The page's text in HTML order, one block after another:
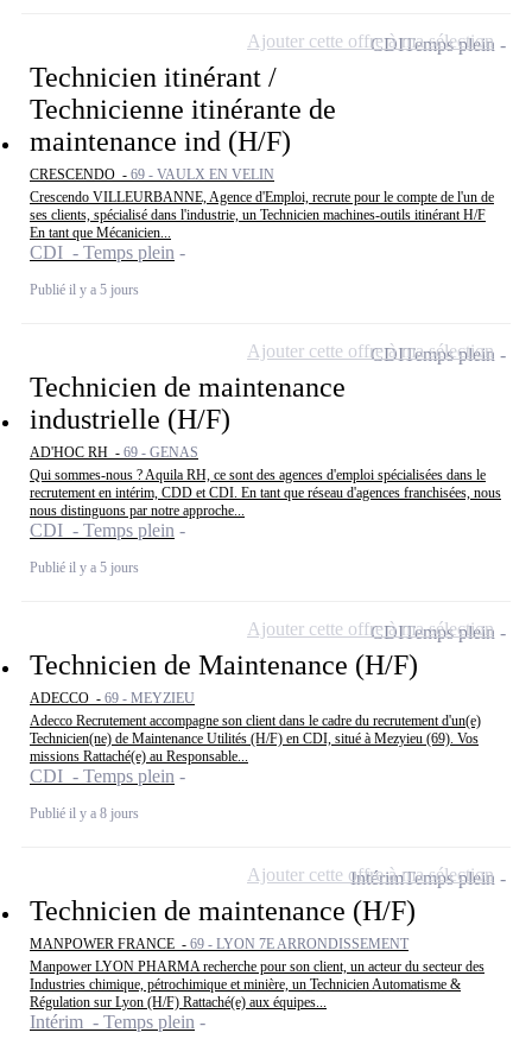
Technicien itinérant /
Technicienne itinérante de
maintenance ind (H/F)
CRESCENDO - 69 - VAULX EN VELIN
Crescendo VILLEURBANNE, Agence d'Emploi, recrute pour le compte de l'un de
ses clients, spécialisé dans l'industrie, un Technicien machines-outils itinérant H/F
En tant que Mécanicien...
CDI - Temps plein
Publié il y a 5 jours
CDITemps plein
Ajouter cette offre à ma sélection
Technicien de maintenance
industrielle (H/F)
AD'HOC RH - 69 - GENAS
Qui sommes-nous ? Aquila RH, ce sont des agences d'emploi spécialisées dans le
recrutement en intérim, CDD et CDI. En tant que réseau d'agences franchisées, nous
nous distinguons par notre approche...
CDI - Temps plein
Publié il y a 5 jours
CDITemps plein
Ajouter cette offre à ma sélection
Technicien de Maintenance (H/F)
ADECCO - 69 - MEYZIEU
Adecco Recrutement accompagne son client dans le cadre du recrutement d'un(e)
Technicien(ne) de Maintenance Utilités (H/F) en CDI, situé à Mezyieu (69). Vos
missions Rattaché(e) au Responsable...
CDI - Temps plein
Publié il y a 8 jours
CDITemps plein
Ajouter cette offre à ma sélection
Technicien de maintenance (H/F)
MANPOWER FRANCE - 69 - LYON 7E ARRONDISSEMENT
Manpower LYON PHARMA recherche pour son client, un acteur du secteur des
Industries chimique, pétrochimique et minière, un Technicien Automatisme &
Régulation sur Lyon (H/F) Rattaché(e) aux équipes...
Intérim - Temps plein
IntérimTemps plein
Ajouter cette offre à ma sélection